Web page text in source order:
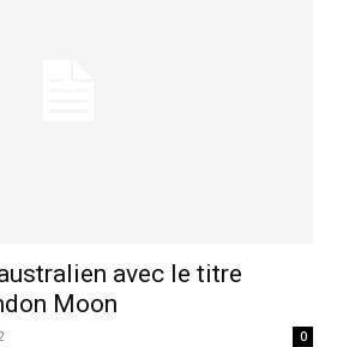
avec le titre
Moon
0